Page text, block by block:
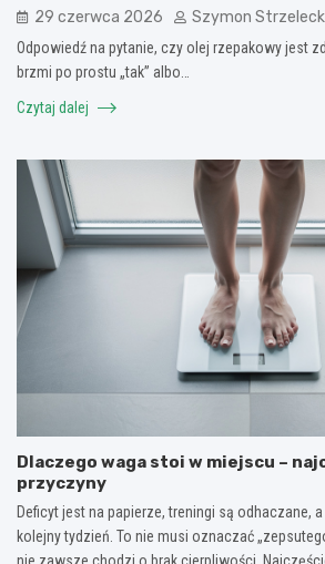
29 czerwca 2026 Szymon
Odpowiedź na pytanie, czy olej rzepakowy jest
brzmi po prostu „tak” albo…
Czytaj dalej
Dlaczego waga stoi w miejscu –
przyczyny
Deficyt jest na papierze, treningi są odhaczane,
kolejny tydzień. To nie musi oznaczać